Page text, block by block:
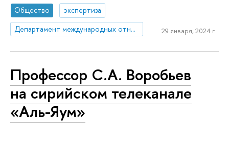
Общество
экспертиза
Департамент международных отношений
29 января, 2024 г.
Профессор С.А. Воробьев
на сирийском телеканале
«Аль-Яум»